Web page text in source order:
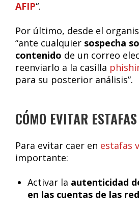
AFIP“.
Por último, desde el
“ante cualquier sospecha
contenido de un correo
reenviarlo a la casilla
para su posterior análisis”.
CÓMO EVITAR
Para evitar caer en estafas
importante:
Activar la autenticidad
en las cuentas de las